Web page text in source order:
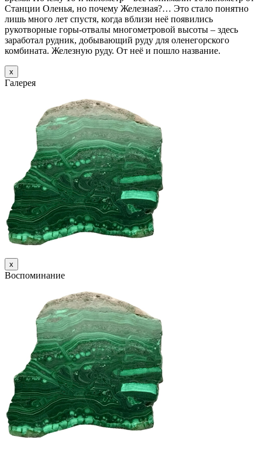
Станции Оленья, но почему Железная?… Это стало понятно
лишь много лет спустя, когда вблизи неё появились
рукотворные горы-отвалы многометровой высоты – здесь
заработал рудник, добывающий руду для оленегорского
комбината. Железную руду. От неё и пошло название.
х
Галерея
х
Воспоминание